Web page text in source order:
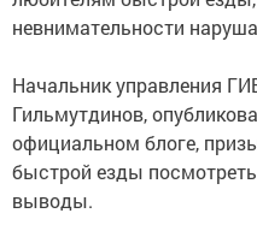
невнимательности
Начальник управления
Гильмутдинов,
официальном блоге,
быстрой езды
выводы.